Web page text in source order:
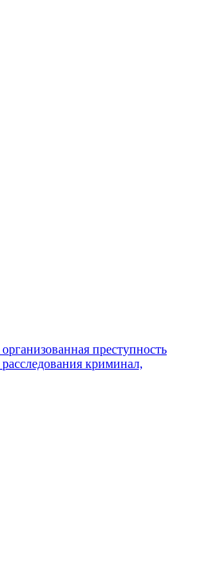
организованная преступность
расследования криминал,